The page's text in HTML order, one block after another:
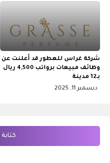
شركة غراس للعطور قد أعلنت عن
وظائف مبيعات برواتب 4,500 ريال
بـ12 مدينة
ديسمبر 11, 2025